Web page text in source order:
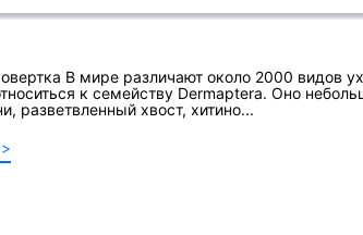
В мире различают около 2000 видов
к семейству Dermaptera. Оно
разветвленный хвост, хитино...